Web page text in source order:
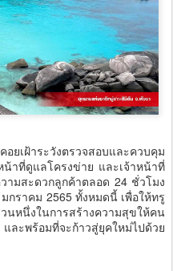
ยเฝ้าระวังตรวจสอบและควบคุม
ที่ดูแลโครงข่าย และเจ้าหน้าที่
ามสะดวกลูกค้าตลอด 24 ชั่วโมง
กราคม 2565 ทั้งหมดนี้ เพื่อให้ทรู
หนึ่งในการสร้างความสุขให้คน
ละพร้อมที่จะก้าวสู่ยุคใหม่ไปด้วย